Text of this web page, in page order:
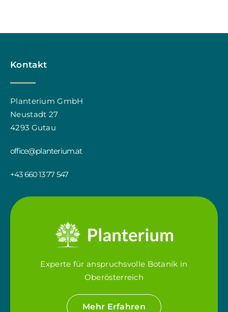
Kontakt
Planterium GmbH
Neustadt 27
4293 Gutau
office@planterium.at
+43 660 13 77 547
Experte für anspruchsvolle Botanik in
Oberösterreich
Mehr Erfahren